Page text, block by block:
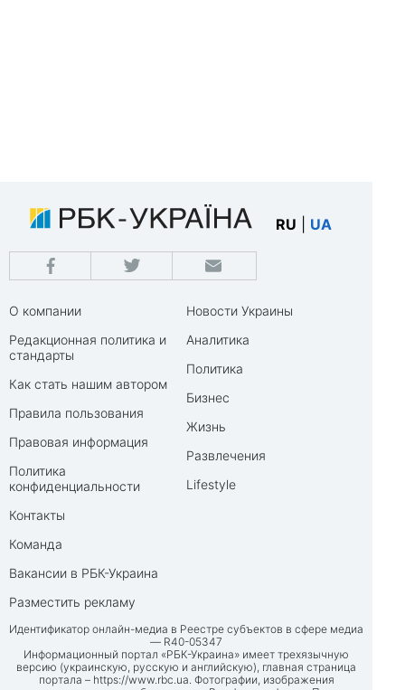
RU UA
О компании
Редакционная политика и
стандарты
Как стать нашим автором
Правила пользования
Правовая информация
Политика
конфиденциальности
Контакты
Команда
Вакансии в РБК-Украина
Разместить рекламу
Новости Украины
Аналитика
Политика
Бизнес
Жизнь
Развлечения
Lifestyle
Идентификатор онлайн-медиа в Реестре субъектов в сфере медиа
— R40-05347
Информационный портал «РБК-Украина» имеет трехязычную
версию (украинскую, русскую и английскую), главная страница
портала – https://www.rbc.ua. Фотографии, изображения